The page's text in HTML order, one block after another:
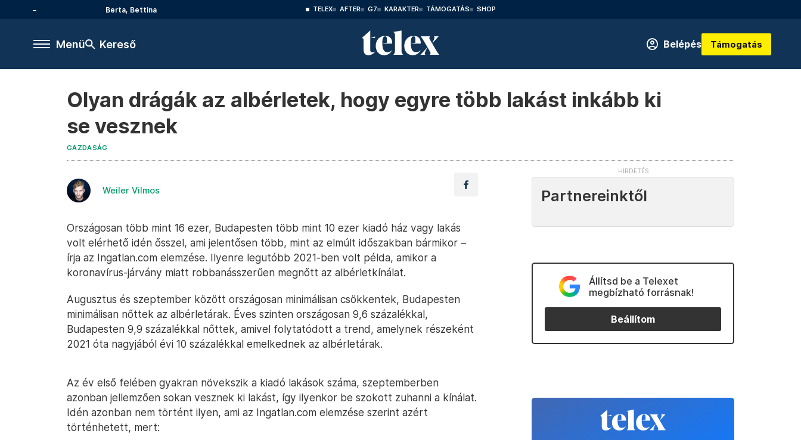
Berta, Bettina TELEX AFTER G7 KARAKTER TÁMOGATÁS SHOP
Menü Kereső Belépés Támogatás
Olyan drágák az albérletek, hogy egyre több lakást inkább ki
se vesznek
GAZDASÁG
Weiler Vilmos
Országosan több mint 16 ezer, Budapesten több mint 10 ezer kiadó ház vagy lakás
volt elérhető idén ősszel, ami jelentősen több, mint az elmúlt időszakban bármikor –
írja az Ingatlan.com elemzése. Ilyenre legutóbb 2021-ben volt példa, amikor a
koronavírus-járvány miatt robbanásszerűen megnőtt az albérletkínálat.
Augusztus és szeptember között országosan minimálisan csökkentek, Budapesten
minimálisan nőttek az albérletárak. Éves szinten országosan 9,6 százalékkal,
Budapesten 9,9 százalékkal nőttek, amivel folytatódott a trend, amelynek részeként
2021 óta nagyjából évi 10 százalékkal emelkednek az albérletárak.
Az év első felében gyakran növekszik a kiadó lakások száma, szeptemberben
azonban jellemzően sokan vesznek ki lakást, így ilyenkor be szokott zuhanni a kínálat.
Idén azonban nem történt ilyen, ami az Ingatlan.com elemzése szerint azért
történhetett, mert:
Partnereinktől
Állítsd be a Telexet
megbízható forrásnak!
Beállítom